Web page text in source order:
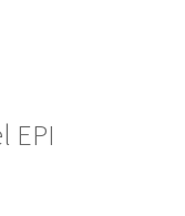
EPI